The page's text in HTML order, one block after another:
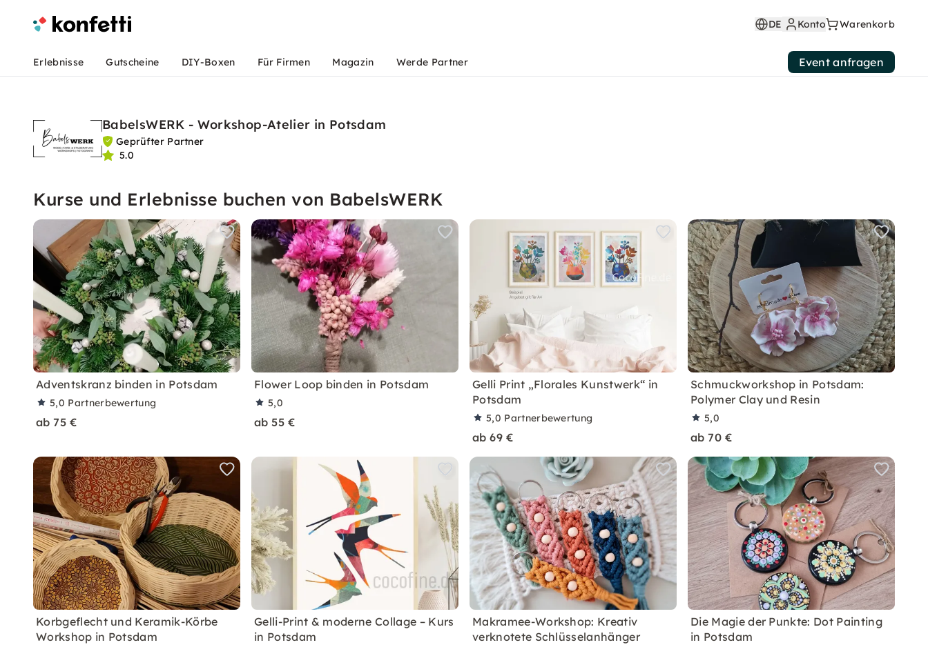
DE Konto Warenkorb
Erlebnisse Gutscheine DIY-Boxen Für Firmen Magazin Werde Partner Event anfragen
BabelsWERK - Workshop-Atelier in Potsdam
Geprüfter Partner
5.0
Kurse und Erlebnisse buchen von BabelsWERK
Adventskranz binden in Potsdam
5,0 Partnerbewertung
ab 75 €
Flower Loop binden in Potsdam
5,0
ab 55 €
Gelli Print „Florales Kunstwerk“ in
Potsdam
5,0 Partnerbewertung
ab 69 €
Schmuckworkshop in Potsdam:
Polymer Clay und Resin
5,0
ab 70 €
Korbgeflecht und Keramik-Körbe
Workshop in Potsdam
Gelli-Print & moderne Collage – Kurs
in Potsdam
Makramee-Workshop: Kreativ
verknotete Schlüsselanhänger
Die Magie der Punkte: Dot Painting
in Potsdam